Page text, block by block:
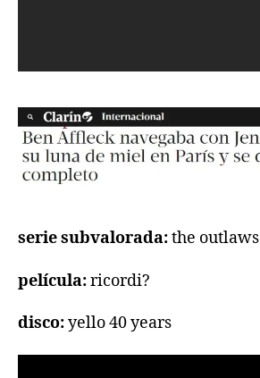
serie subvalorada:the outlaws
película:ricordi?
disco:yello 40 years